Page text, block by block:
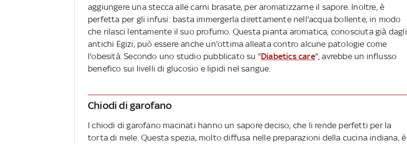
aggiungere una stecca alle carni brasate, per aromatizzarne il sapore. Inoltre, è
perfetta per gli infusi: basta immergerla direttamente nell'acqua bollente, in modo
che rilasci lentamente il suo profumo. Questa pianta aromatica, conosciuta già dagli
antichi Egizi, può essere anche un'ottima alleata contro alcune patologie come
l'obesità. Secondo uno studio pubblicato su "Diabetics care", avrebbe un influsso
benefico sui livelli di glucosio e lipidi nel sangue.
Chiodi di garofano
I chiodi di garofano macinati hanno un sapore deciso, che li rende perfetti per la
torta di mele. Questa spezia, molto diffusa nelle preparazioni della cucina indiana, è